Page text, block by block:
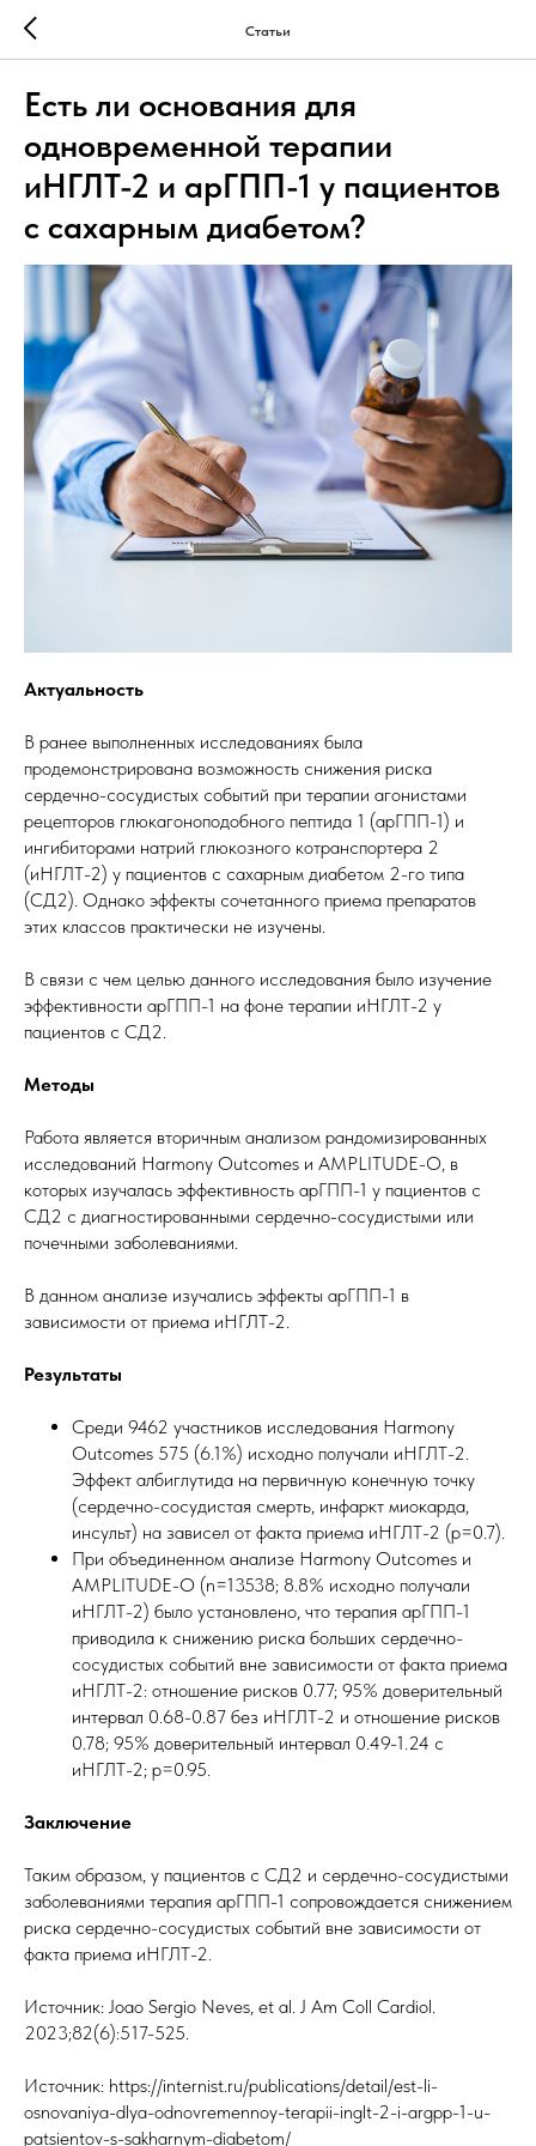
Статьи
Есть ли основания для
одновременной терапии
иНГЛТ-2 и арГПП-1 у пациентов
с сахарным диабетом?
Актуальность
В ранее выполненных исследованиях была
продемонстрирована возможность снижения риска
сердечно-сосудистых событий при терапии агонистами
рецепторов глюкагоноподобного пептида 1 (арГПП-1) и
ингибиторами натрий глюкозного котранспортера 2
(иНГЛТ-2) у пациентов с сахарным диабетом 2-го типа
(СД2). Однако эффекты сочетанного приема препаратов
этих классов практически не изучены.
В связи с чем целью данного исследования было изучение
эффективности арГПП-1 на фоне терапии иНГЛТ-2 у
пациентов с СД2.
Методы
Работа является вторичным анализом рандомизированных
исследований Harmony Outcomes и AMPLITUDE-O, в
которых изучалась эффективность арГПП-1 у пациентов с
СД2 с диагностированными сердечно-сосудистыми или
почечными заболеваниями.
В данном анализе изучались эффекты арГПП-1 в
зависимости от приема иНГЛТ-2.
Результаты
Среди 9462 участников исследования Harmony
Outcomes 575 (6.1%) исходно получали иНГЛТ-2.
Эффект албиглутида на первичную конечную точку
(сердечно-сосудистая смерть, инфаркт миокарда,
инсульт) на зависел от факта приема иНГЛТ-2 (p=0.7).
При объединенном анализе Harmony Outcomes и
AMPLITUDE-O (n=13538; 8.8% исходно получали
иНГЛТ-2) было установлено, что терапия арГПП-1
приводила к снижению риска больших сердечно-
сосудистых событий вне зависимости от факта приема
иНГЛТ-2: отношение рисков 0.77; 95% доверительный
интервал 0.68-0.87 без иНГЛТ-2 и отношение рисков
0.78; 95% доверительный интервал 0.49-1.24 с
иНГЛТ-2; p=0.95.
Заключение
Таким образом, у пациентов с СД2 и сердечно-сосудистыми
заболеваниями терапия арГПП-1 сопровождается снижением
риска сердечно-сосудистых событий вне зависимости от
факта приема иНГЛТ-2.
Источник: Joao Sergio Neves, et al. J Am Coll Cardiol.
2023;82(6):517-525.
Источник: https://internist.ru/publications/detail/est-li-
osnovaniya-dlya-odnovremennoy-terapii-inglt-2-i-argpp-1-u-
patsientov-s-sakharnym-diabetom/